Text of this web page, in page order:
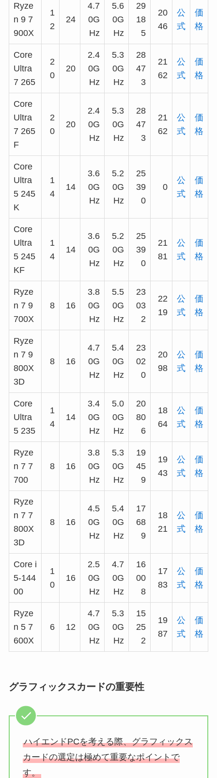
Ryze
n 9 7
900X
1
2
24
4.7
0G
Hz
5.6
0G
Hz
29
18
5
20
46
公
式
価
格
Core
Ultra
7 265
2
0
20
2.4
0G
Hz
5.3
0G
Hz
28
47
3
21
62
公
式
価
格
Core
Ultra
7 265
F
2
0
20
2.4
0G
Hz
5.3
0G
Hz
28
47
3
21
62
公
式
価
格
Core
Ultra
5 245
K
1
4
14
3.6
0G
Hz
5.2
0G
Hz
25
39
0
0
公
式
価
格
Core
Ultra
5 245
KF
1
4
14
3.6
0G
Hz
5.2
0G
Hz
25
39
0
21
81
公
式
価
格
Ryze
n 7 9
700X
8 16
3.8
0G
Hz
5.5
0G
Hz
23
03
2
22
19
公
式
価
格
Ryze
n 7 9
800X
3D
8 16
4.7
0G
Hz
5.4
0G
Hz
23
02
0
20
98
公
式
価
格
Core
Ultra
5 235
1
4
14
3.4
0G
Hz
5.0
0G
Hz
20
80
6
18
64
公
式
価
格
Ryze
n 7 7
700
8 16
3.8
0G
Hz
5.3
0G
Hz
19
45
9
19
43
公
式
価
格
Ryze
n 7 7
800X
3D
8 16
4.5
0G
Hz
5.4
0G
Hz
17
68
9
18
21
公
式
価
格
Core i
5-144
00
1
0
16
2.5
0G
Hz
4.7
0G
Hz
16
00
8
17
83
公
式
価
格
Ryze
n 5 7
600X
6 12
4.7
0G
Hz
5.3
0G
Hz
15
25
2
19
87
公
式
価
格
グラフィックスカードの重要性
ハイエンドPCを考える際、グラフィックス
カードの選定は極めて重要なポイントで
す。